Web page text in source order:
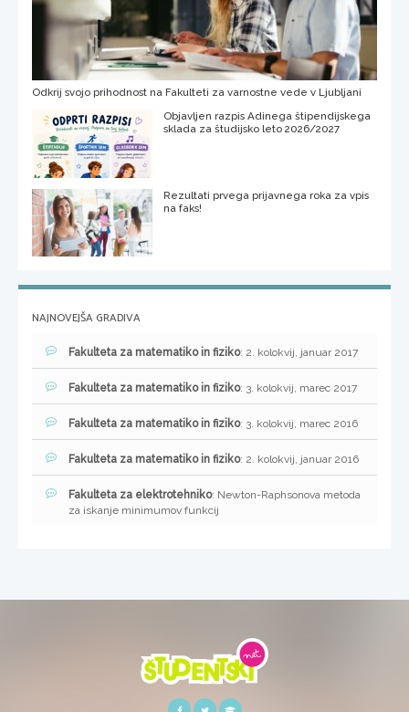
Odkrij svojo prihodnost na Fakulteti za varnostne vede v Ljubljani
Objavljen razpis Adinega štipendijskega
sklada za študijsko leto 2026/2027
Rezultati prvega prijavnega roka za vpis
na faks!
NAJNOVEJŠA GRADIVA
Fakulteta za matematiko in fiziko: 2. kolokvij, januar 2017
Fakulteta za matematiko in fiziko: 3. kolokvij, marec 2017
Fakulteta za matematiko in fiziko: 3. kolokvij, marec 2016
Fakulteta za matematiko in fiziko: 2. kolokvij, januar 2016
Fakulteta za elektrotehniko: Newton-Raphsonova metoda
za iskanje minimumov funkcij